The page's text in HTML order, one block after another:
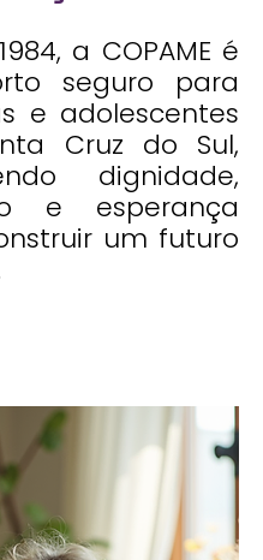
a COPAME é
seguro para
e adolescentes
Cruz do Sul,
dignidade,
e esperança
um futuro